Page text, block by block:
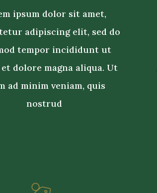
ipsum dolor sit amet,
adipiscing elit, sed do
tempor incididunt ut
dolore magna aliqua. Ut
ad minim veniam, quis
nostrud